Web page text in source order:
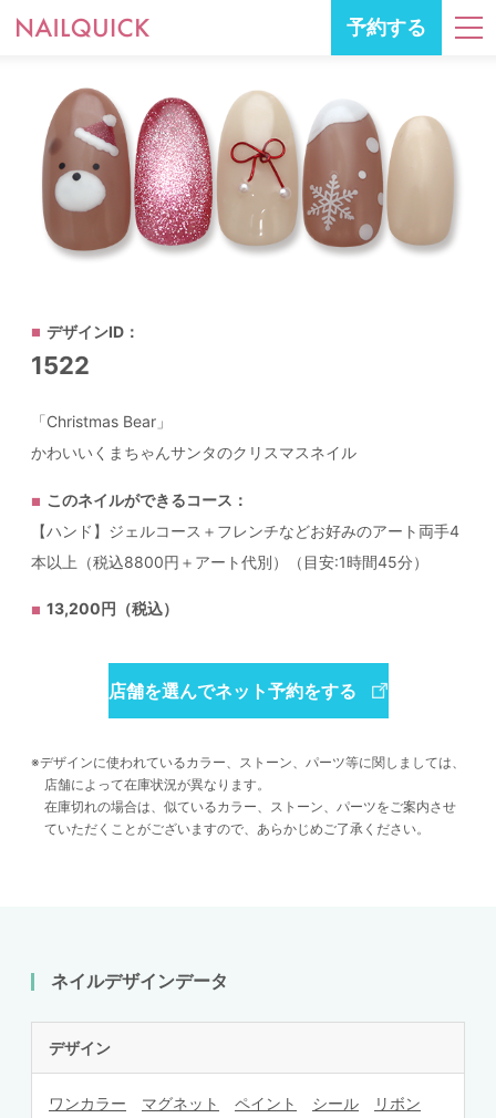
予約する
デザインID：
1522
「Christmas Bear」
かわいいくまちゃんサンタのクリスマスネイル
このネイルができるコース：
【ハンド】ジェルコース＋フレンチなどお好みのアート両手4
本以上（税込8800円＋アート代別）（目安:1時間45分）
13,200円（税込）
店舗を選んでネット予約をする
デザインに使われているカラー、ストーン、パーツ等に関しましては、
店舗によって在庫状況が異なります。
在庫切れの場合は、似ているカラー、ストーン、パーツをご案内させ
ていただくことがございますので、あらかじめご了承ください。
ネイルデザインデータ
デザイン
ワンカラー マグネット ペイント シール
リボン